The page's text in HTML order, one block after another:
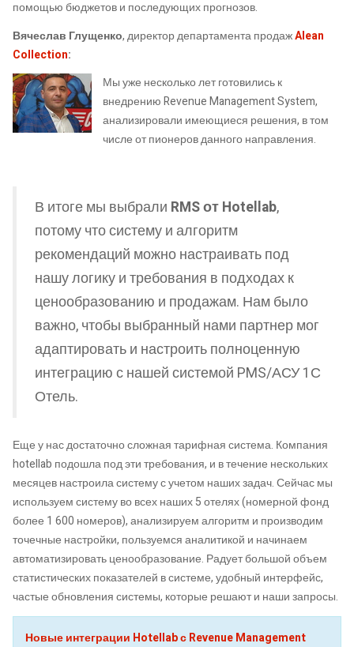
помощью бюджетов и последующих прогнозов.
Вячеслав Глущенко, директор департамента продажAlean
Collection:
Мы уже несколько лет готовились к
внедрению Revenue Management System,
анализировали имеющиеся решения, в том
числе от пионеров данного направления.
В итоге мы выбрали RMS от Hotellab,
потому что систему и алгоритм
рекомендаций можно настраивать под
нашу логику и требования в подходах к
ценообразованию и продажам. Нам было
важно, чтобы выбранный нами партнер мог
адаптировать и настроить полноценную
интеграцию с нашей системой PMS/АСУ 1С
Отель.
Еще у нас достаточно сложная тарифная система. Компания
hotellab подошла под эти требования, и в течение нескольких
месяцев настроила систему с учетом наших задач. Сейчас мы
используем систему во всех наших 5 отелях (номерной фонд
более 1 600 номеров), анализируем алгоритм и производим
точечные настройки, пользуемся аналитикой и начинаем
автоматизировать ценообразование. Радует большой объем
статистических показателей в системе, удобный интерфейс,
частые обновления системы, которые решают и наши запросы.
Новые интеграции Hotellab с Revenue Management